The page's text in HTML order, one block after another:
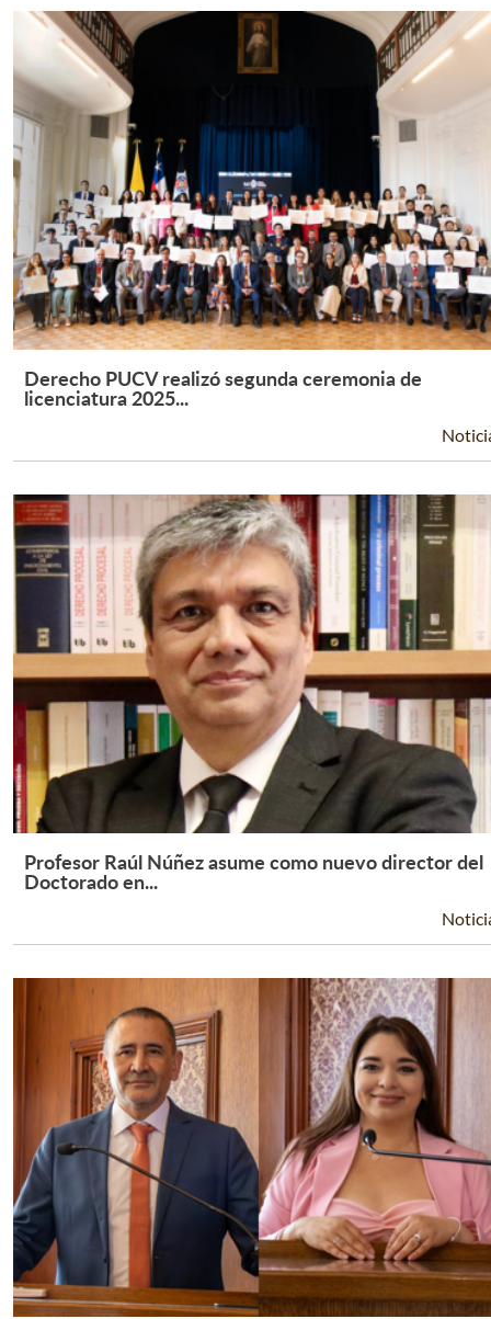
Leer Más +
Derecho PUCV realizó segunda ceremonia de
licenciatura 2025...
Leer Más +
Profesor Raúl Núñez asume como nuevo director del
Doctorado en...